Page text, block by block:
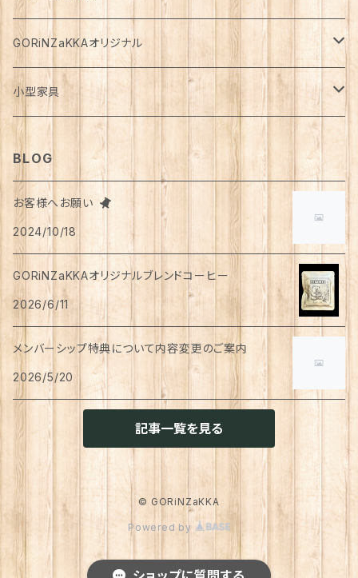
鏡
お風呂・ランドリー
タオル
スリッパ
マスク
ハンドソープ
アロマ・お香
トラベルセット
カレンダー
クッション・クッションカバー
ファブリック・マルチカバー
ブランケット
照明
ブランケット
バッグ
カゴバッグ
スマホショルダーバッグ
ポーチ
お財布・カード入れ
手袋・アームカバー
ハンカチ
てぬぐい
キーホルダー
メガネ・メガネケース
傘
カトラリー
ストロー
ポット・急須
湯のみ
グラス
カップ&ソーサー
マグカップ
コースター
お皿
箸置き
お菓子作り
ふきん
鉢
はさみ
支柱
紙類
ノート
カード
はがき
ペン
メモ帳
スケジュール帳
はさみ
ふせん
マスキングテープ
ミニチュア
アウトドア
手芸用品
パーカー・ウィンドブレーカー
カーディガン
ベスト
ブルゾン
五分丈、七分丈
ニット
タンクトップ
フレンチスリーブ
キュロット
ワイドパンツ
パンツ
ルームウェア・パジャマ
アンダーウェア
レッグウェア
靴下
タイツ
足首ウォーマー
メンズ
ボトムス
アウター
ジャケット
トップス
バッテリー
ブランケット・寝具
お餅
麺類
穀物
粉物
缶詰・瓶詰
レトルト惣菜
カレー
味噌汁・スープ
お茶漬け
乾物
調味料・オイル
だし
水・炭酸水
ジュース
コーヒー
紅茶
お茶
ハーブティー
希釈飲料
ペーパー類
トイレットペーパー
ティッシュペーパー
ライト
ろうそく
猫用
メダカ
無添加・手作り（犬用）
猫用
缶詰
犬用
猫用
レトルト食品
犬用
猫用
おやつ
犬用
猫用
犬猫共通
食器
犬用
猫用
衣類・服飾雑貨
犬用
猫用
おもちゃ
猫用
ボディケア
犬用
猫用
犬猫兼用
ベッド
トイレ周り
犬用
猫用
犬猫兼用
その他雑貨
サプリメント
化粧水
乳液
医薬部外品
リップクリーム
メイク用品
ボディーソープ
ヘアケア
クシ・ブラシ
シャンプー
リンスインシャンプー
トリートメント
せっけん
洗顔
ハンドクリーム
オーラルケア
入浴剤・バスボム
食品・飲料
食器類
タオル
洗剤
防災用品
ラッピング資材
GORiNZaKKAオリジナル
アパレル
Tシャツ
アクセサリー
ピアス
イヤリング・ノンホールピアス
リング
飲料
珈琲
小型家具
スツール
BLOG
お客様へお願い
2024/10/18
GORiNZaKKAオリジナルブレンドコーヒー
2026/6/11
メンバーシップ特典について内容変更のご案内
2026/5/20
記事一覧を見る
© GORiNZaKKA
Powered by